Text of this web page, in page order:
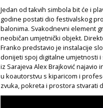
Jedan od takvih simbola bit će i
godine postati dio festivalskog
balonima. Svakodnevni element
neobičan umjetnički objekt.
Franko predstavio je instalacije
donijeti spoj digitalne umjetnosti
iz Sarajeva Alex Brajković najavio
u koautorstvu s kiparicom i
zvuka, pokreta i prostora stvarati